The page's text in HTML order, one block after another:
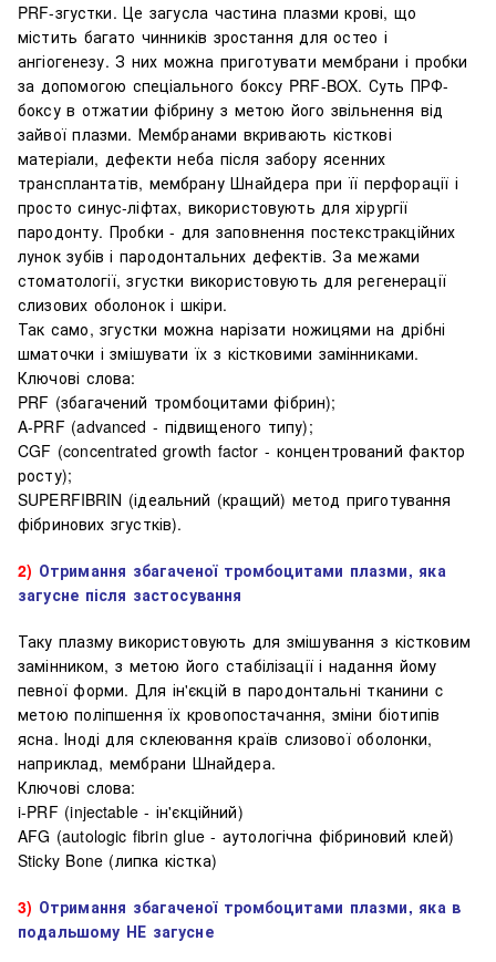
PRF-згустки. Це загусла частина плазми крові, що
містить багато чинників зростання для остео і
ангіогенезу. З них можна приготувати мембрани і пробки
за допомогою спеціального боксу PRF-BOX. Суть ПРФ-
боксу в отжатии фібрину з метою його звільнення від
зайвої плазми. Мембранами вкривають кісткові
матеріали, дефекти неба після забору ясенних
трансплантатів, мембрану Шнайдера при її перфорації і
просто синус-ліфтах, використовують для хірургії
пародонту. Пробки - для заповнення постекстракційних
лунок зубів і пародонтальних дефектів. За межами
стоматології, згустки використовують для регенерації
слизових оболонок і шкіри.
Так само, згустки можна нарізати ножицями на дрібні
шматочки і змішувати їх з кістковими замінниками.
Ключові слова:
PRF (збагачений тромбоцитами фібрин);
A-PRF (advanced - підвищеного типу);
CGF (concentrated growth factor - концентрований фактор
росту);
SUPERFIBRIN (ідеальний (кращий) метод приготування
фібринових згустків).
2) Отримання збагаченої тромбоцитами плазми, яка
загусне після застосування
Таку плазму використовують для змішування з кістковим
замінником, з метою його стабілізації і надання йому
певної форми. Для ін'єкцій в пародонтальні тканини c
метою поліпшення їх кровопостачання, зміни біотипів
ясна. Іноді для склеювання країв слизової оболонки,
наприклад, мембрани Шнайдера.
Ключові слова:
i-PRF (injectable - ін'єкційний)
AFG (autologic fibrin glue - аутологічна фібриновий клей)
Sticky Bone (липка кістка)
3) Отримання збагаченої тромбоцитами плазми, яка в
подальшому НЕ загусне